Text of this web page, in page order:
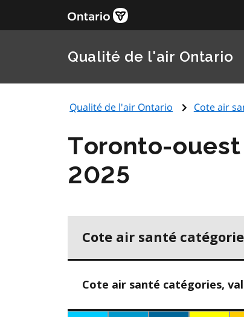
Qualité de l'air Ontario
Qualité de l'air Ontario Cote air
Toronto-
2025
Cote air santé
Cote air santé catégories,